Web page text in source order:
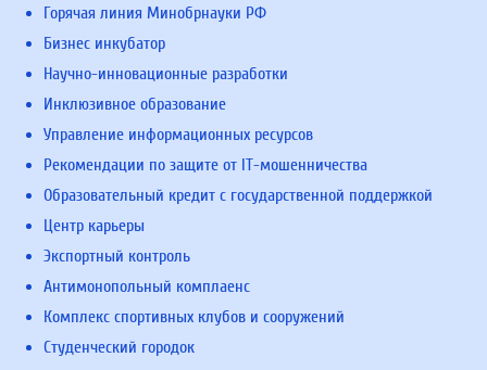
Горячая линия Минобрнауки РФ
Бизнес инкубатор
Научно-инновационные разработки
Инклюзивное образование
Управление информационных ресурсов
Рекомендации по защите от IT-мошенничества
Образовательный кредит с государственной поддержкой
Центр карьеры
Экспортный контроль
Антимонопольный комплаенс
Комплекс спортивных клубов и сооружений
Студенческий городок